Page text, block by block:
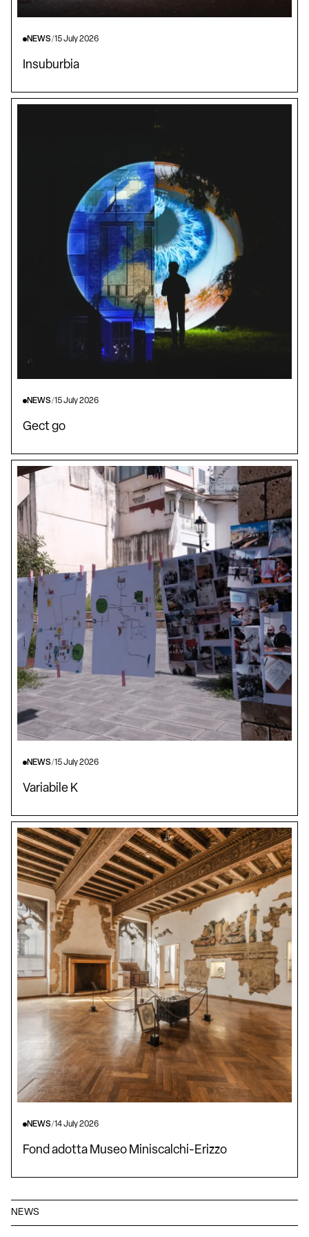
NEWS
NEWS/15 July 2026
Insuburbia
NEWS/15 July 2026
Gect go
NEWS/15 July 2026
Variabile K
NEWS/14 July 2026
Fond adotta Museo Miniscalchi-Erizzo